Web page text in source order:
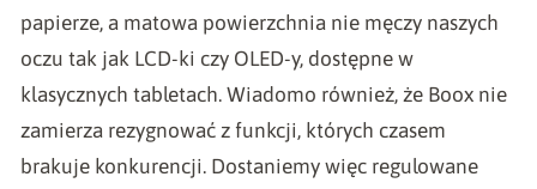
papierze, a matowa powierzchnia nie męczy naszych
oczu tak jak LCD-ki czy OLED-y, dostępne w
klasycznych tabletach. Wiadomo również, że Boox nie
zamierza rezygnować z funkcji, których czasem
brakuje konkurencji. Dostaniemy więc regulowane